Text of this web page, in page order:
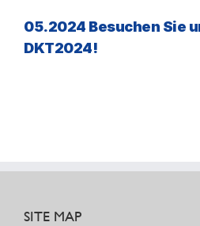
05.2024 Besuchen Sie
DKT2024!
SITE MAP